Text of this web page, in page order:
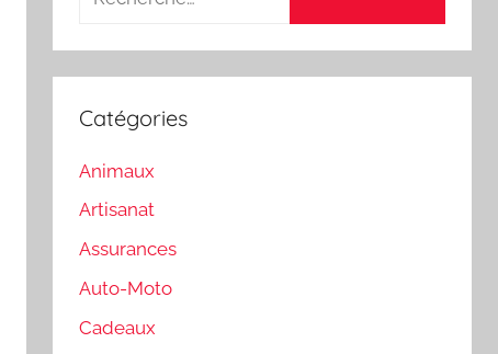
Catégories
Animaux
Artisanat
Assurances
Auto-Moto
Cadeaux